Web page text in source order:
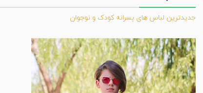
جدیدترین لباس های پسرانه کودک و نوجوان